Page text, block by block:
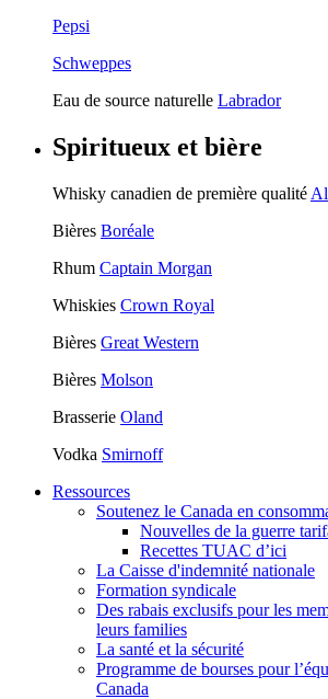
Pepsi
Schweppes
Eau de source naturelle Labrador
Spiritueux et bière
Whisky canadien de première qualité
Bières Boréale
Rhum Captain Morgan
Whiskies Crown Royal
Bières Great Western
Bières Molson
Brasserie Oland
Vodka Smirnoff
Ressources
Soutenez le Canada en
Nouvelles de la guerre
Recettes TUAC d’ici
La Caisse d'indemnité nationale
Formation syndicale
Des rabais exclusifs pour les
leurs families
La santé et la sécurité
Programme de bourses pour
Canada